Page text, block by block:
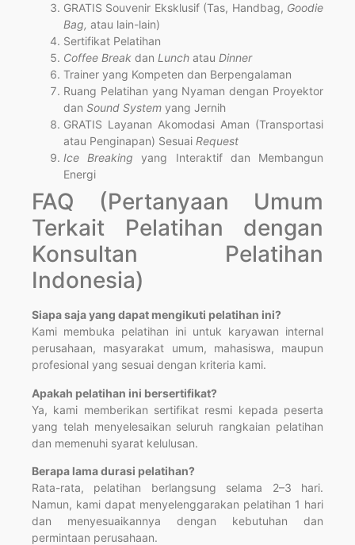
GRATIS Souvenir Eksklusif (Tas, Handbag, Goodie
Bag, atau lain-lain)
Sertifikat Pelatihan
Coffee Break dan Lunch atau Dinner
Trainer yang Kompeten dan Berpengalaman
Ruang Pelatihan yang Nyaman dengan Proyektor
dan Sound System yang Jernih
GRATIS Layanan Akomodasi Aman (Transportasi
atau Penginapan) Sesuai Request
Ice Breaking yang Interaktif dan Membangun
Energi
FAQ (Pertanyaan Umum
Terkait Pelatihan dengan
Konsultan Pelatihan
Indonesia)
Siapa saja yang dapat mengikuti pelatihan ini?
Kami membuka pelatihan ini untuk karyawan internal
perusahaan, masyarakat umum, mahasiswa, maupun
profesional yang sesuai dengan kriteria kami.
Apakah pelatihan ini bersertifikat?
Ya, kami memberikan sertifikat resmi kepada peserta
yang telah menyelesaikan seluruh rangkaian pelatihan
dan memenuhi syarat kelulusan.
Berapa lama durasi pelatihan?
Rata-rata, pelatihan berlangsung selama 2–3 hari.
Namun, kami dapat menyelenggarakan pelatihan 1 hari
dan menyesuaikannya dengan kebutuhan dan
permintaan perusahaan.